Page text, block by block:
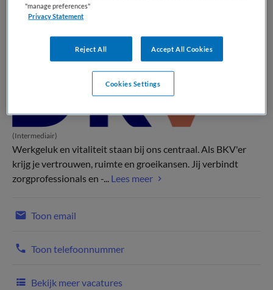
(Intermediair)
Werkgeluk en vitaliteit staan bij ons centraal. Als BKV'er
krijg je vertrouwen, ruimte en groeikansen. Jij verbindt
zorgprofessionals en -... Lees meer
Toon email
Toon telefoonnummer
Bekijk meer vacatures
"manage preferences"
Privacy Statement
Reject All Accept All Cookies
Cookies Settings